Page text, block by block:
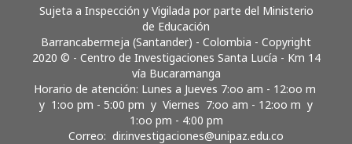
Sujeta a Inspección y Vigilada por parte del Ministerio
de Educación
Barrancabermeja (Santander) - Colombia - Copyright
2020 © - Centro de Investigaciones Santa Lucía - Km 14
vía Bucaramanga
Horario de atención: Lunes a Jueves 7:oo am - 12:oo m
y 1:oo pm - 5:00 pm y Viernes 7:oo am - 12:oo m y
1:oo pm - 4:00 pm
Correo: dir.investigaciones@unipaz.edu.co